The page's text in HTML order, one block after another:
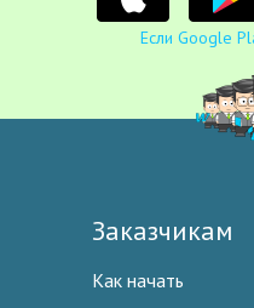
Если Google
Заказчикам
Как начать